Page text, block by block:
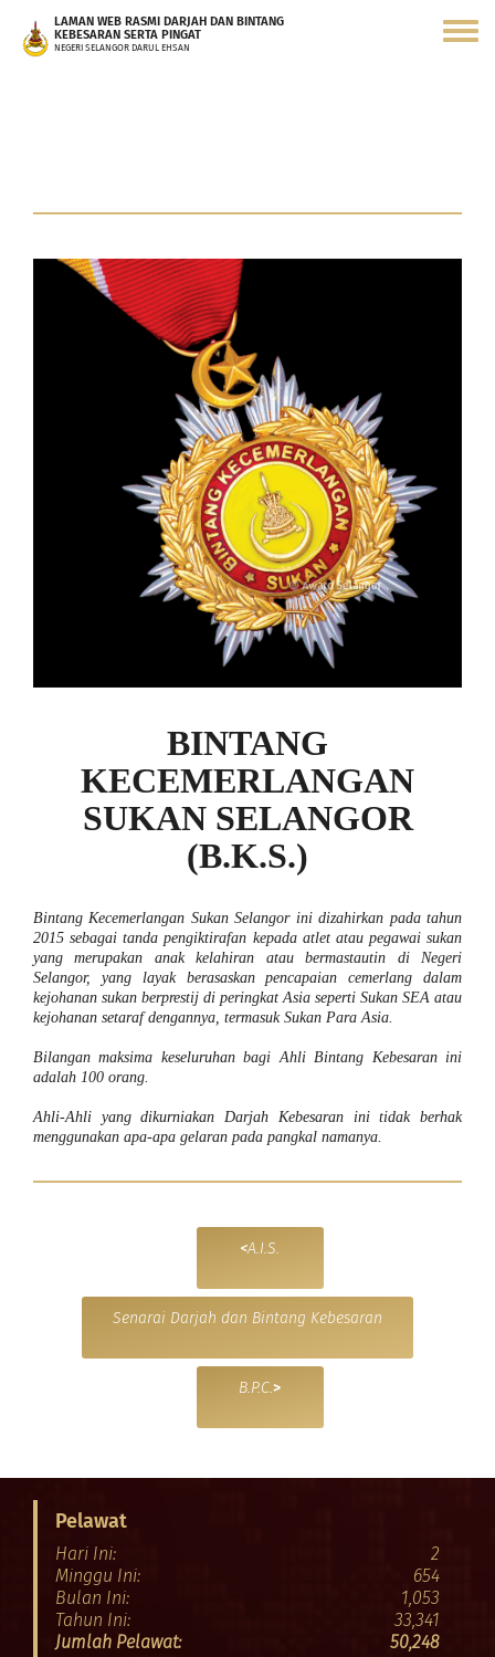
kandungan
LAMAN WEB RASMI DARJAH DAN BINTANG
KEBESARAN SERTA PINGAT
NEGERI SELANGOR DARUL EHSAN
Toggle
BINTANG
KECEMERLANGAN
SUKAN SELANGOR
(B.K.S.)
Bintang Kecemerlangan Sukan Selangor ini dizahirkan pada tahun
2015 sebagai tanda pengiktirafan kepada atlet atau pegawai sukan
yang merupakan anak kelahiran atau bermastautin di Negeri
Selangor, yang layak berasaskan pencapaian cemerlang dalam
kejohanan sukan berprestij di peringkat Asia seperti Sukan SEA atau
kejohanan setaraf dengannya, termasuk Sukan Para Asia.
Bilangan maksima keseluruhan bagi Ahli Bintang Kebesaran ini
adalah 100 orang.
Ahli-Ahli yang dikurniakan Darjah Kebesaran ini tidak berhak
menggunakan apa-apa gelaran pada pangkal namanya.
<A.I.S.
Senarai Darjah dan Bintang Kebesaran
B.P.C.>
Pelawat
Hari Ini:
2
Minggu Ini:
654
Bulan Ini:
1,053
Tahun Ini:
33,341
Jumlah Pelawat:
50,248